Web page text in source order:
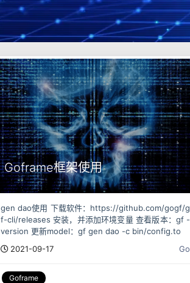
Goframe框架使用
gen dao使用 下载软件：https://github.com/gogf/g
f-cli/releases 安装，并添加环境变量 查看版本：gf -
version 更新model：gf gen dao -c bin/config.to
2021-09-17
Go
Goframe